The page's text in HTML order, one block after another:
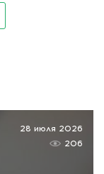
28 июля 2026
206